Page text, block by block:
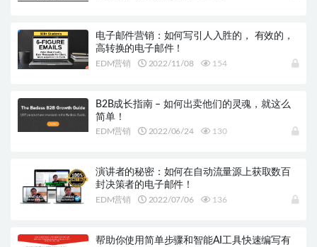
电子邮件营销：如何写引人入胜的， 有效的，
高转换的电子邮件！
EDM营销 2022/11/08 154
B2B成长指南 – 如何出卖他们的灵魂，就这么
简单！
EDM营销 2022/06/24 130
演讲者的秘密：如何在自动流量源上获取数百
封决策者的电子邮件！
EDM营销 2022/07/06 136
帮助你使用简单步骤和智能AI工具快速编写有